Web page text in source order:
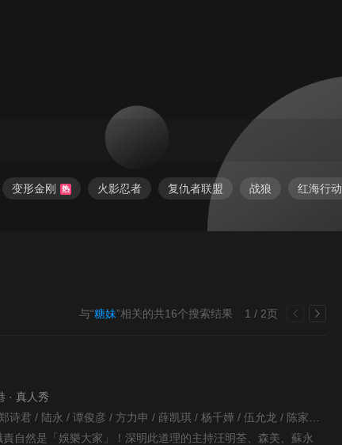
变形金刚 热 火影忍者 复仇者联盟 战狼 红海行动
1 / 2页
与“糖妹”相关的共16个搜索结果
· 真人秀
自然是「娛樂大家」！深明此道理的主持汪明荃、森美、蘇永